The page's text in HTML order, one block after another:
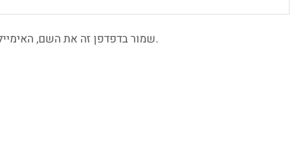
שמור בדפדפן זה את השם, האימייל והאתר שלי לפעם הבאה שאגיב.